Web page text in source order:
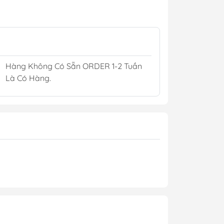
Hàng Không Có Sẵn ORDER 1-2 Tuần
Là Có Hàng.